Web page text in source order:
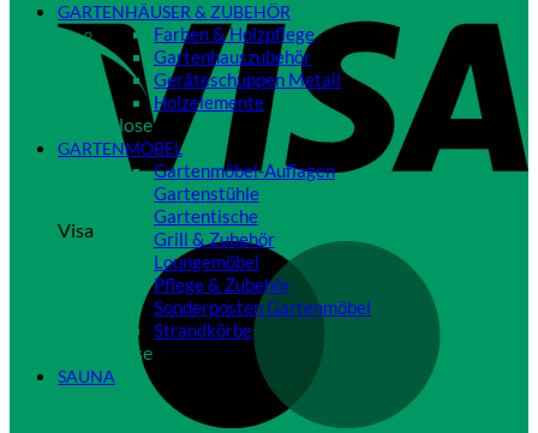
Visa
GARTENHÄUSER & ZUBEHÖR
Farben & Holzpflege
Gartenhauszubehör
Geräteschuppen Metall
Holzelemente
Close
GARTENMÖBEL
Gartenmöbel-Auflagen
Gartenstühle
Gartentische
Grill & Zubehör
Loungemöbel
Pflege & Zubehör
Sonderposten Gartenmöbel
Strandkörbe
Close
SAUNA